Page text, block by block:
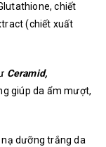
chiết
(chiết xuất
Ceramid,
giúp da ẩm mượt,
dưỡng trắng da